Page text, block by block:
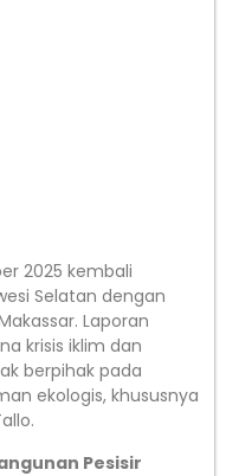
2025 kembali
Selatan dengan
Laporan
krisis iklim dan
berpihak pada
ekologis, khususnya
Pesisir